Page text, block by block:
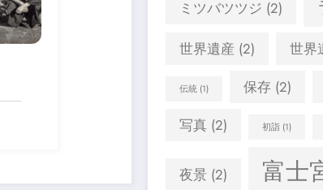
ミツバツツジ (2)
世界遺産 (2) 世界
伝統 (1) 保存 (2)
写真 (2) 初詣 (1)
夜景 (2) 富士